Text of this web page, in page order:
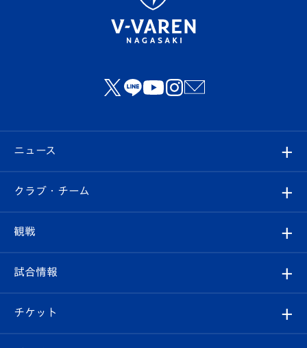
ニュース
すべて
クラブ
試合情報
クラブ・チーム
クラブ概要
エンブレム紹介
観戦
観戦ルール
はじめての観戦ガイド
試合情報
試合日程/結果
チケット